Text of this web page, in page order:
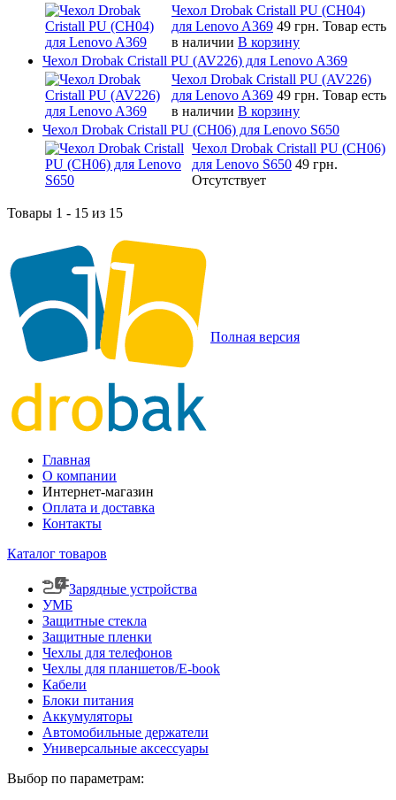
Чехол Drobak Cristall PU (CH04)
для Lenovo A369 49 грн. Товар есть
в наличии В корзину
Чехол Drobak Cristall PU (AV226) для Lenovo A369
Чехол Drobak Cristall PU (AV226)
для Lenovo A369 49 грн. Товар есть
в наличии В корзину
Чехол Drobak Cristall PU (CH06) для Lenovo S650
Чехол Drobak Cristall PU (CH06)
для Lenovo S650 49 грн.
Отсутствует
Товары 1 - 15 из 15
Полная версия
Главная
О компании
Интернет-магазин
Оплата и доставка
Контакты
Каталог товаров
Зарядные устройства
УМБ
Защитные стекла
Защитные пленки
Чехлы для телефонов
Чехлы для планшетов/E-book
Кабели
Блоки питания
Аккумуляторы
Автомобильные держатели
Универсальные аксессуары
Выбор по параметрам: